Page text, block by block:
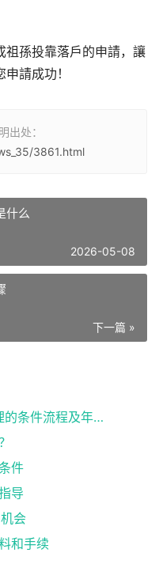
祖孫投靠落戶的申請，讓
請成功！
出处：
3861.html
什么
2026-05-08
下一篇 »
2026应届生北京落户政策办理的条件流程及年龄限制
件
导
会
和手续